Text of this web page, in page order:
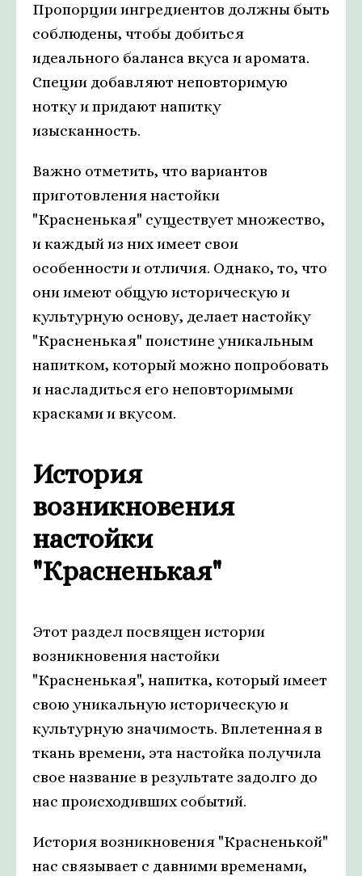
Пропорции ингредиентов должны быть
соблюдены, чтобы добиться
идеального баланса вкуса и аромата.
Специи добавляют неповторимую
нотку и придают напитку
изысканность.
Важно отметить, что вариантов
приготовления настойки
"Красненькая" существует множество,
и каждый из них имеет свои
особенности и отличия. Однако, то, что
они имеют общую историческую и
культурную основу, делает настойку
"Красненькая" поистине уникальным
напитком, который можно попробовать
и насладиться его неповторимыми
красками и вкусом.
История
возникновения
настойки
"Красненькая"
Этот раздел посвящен истории
возникновения настойки
"Красненькая", напитка, который имеет
свою уникальную историческую и
культурную значимость. Вплетенная в
ткань времени, эта настойка получила
свое название в результате задолго до
нас происходивших событий.
История возникновения "Красненькой"
нас связывает с давними временами,